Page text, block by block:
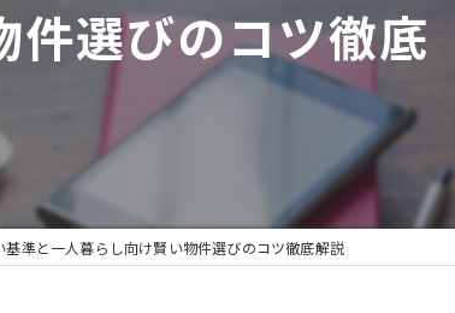
件選びのコツ徹底
準と一人暮らし向け賢い物件選びのコツ徹底解説